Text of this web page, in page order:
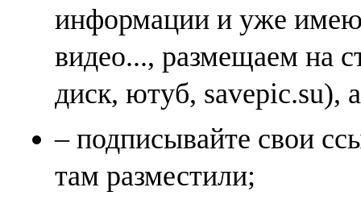
информации и уже
видео..., размещаем на
диск, ютуб, savepic.su),
– подписывайте свои
там разместили;